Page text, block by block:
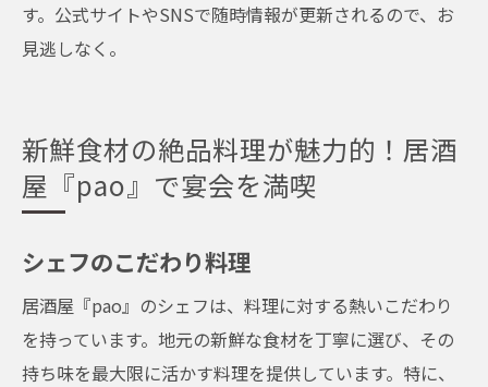
きを
思い出に残る宴会の演出
記念品のプレゼントアイデア
フォトジェニックなスポット
特別な日のケーキオーダー
心に残るサプライズ演出
す。公式サイトやSNSで随時情報が更新されるので、お
見逃しなく。
新鮮食材の絶品料理が魅力的！居酒
屋『pao』で宴会を満喫
シェフのこだわり料理
居酒屋『pao』のシェフは、料理に対する熱いこだわり
を持っています。地元の新鮮な食材を丁寧に選び、その
持ち味を最大限に活かす料理を提供しています。特に、